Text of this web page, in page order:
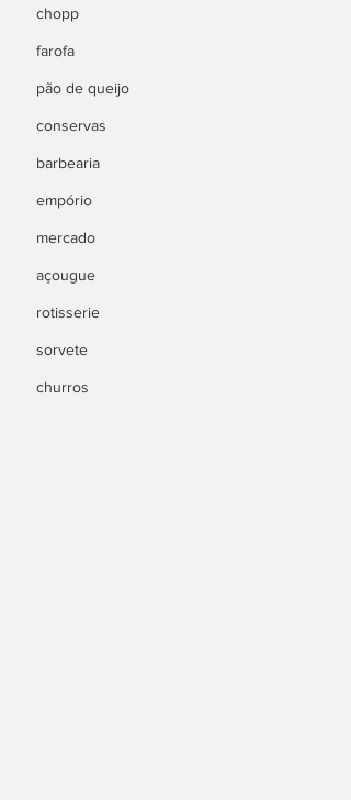
chopp
farofa
pão de queijo
conservas
barbearia
empório
mercado
açougue
rotisserie
sorvete
churros